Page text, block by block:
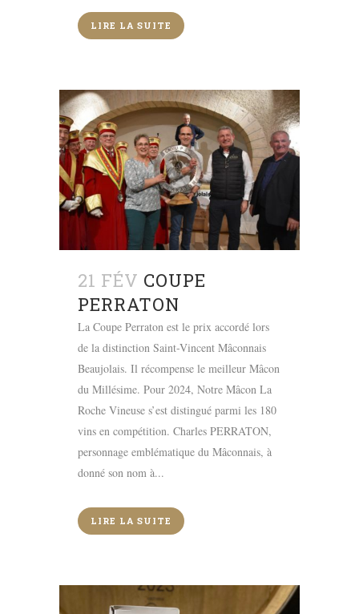
LIRE LA SUITE
21 FÉV COUPE
PERRATON
La Coupe Perraton est le prix accordé lors
de la distinction Saint-Vincent Mâconnais
Beaujolais. Il récompense le meilleur Mâcon
du Millésime. Pour 2024, Notre Mâcon La
Roche Vineuse s’est distingué parmi les 180
vins en compétition. Charles PERRATON,
personnage emblématique du Mâconnais, à
donné son nom à...
LIRE LA SUITE